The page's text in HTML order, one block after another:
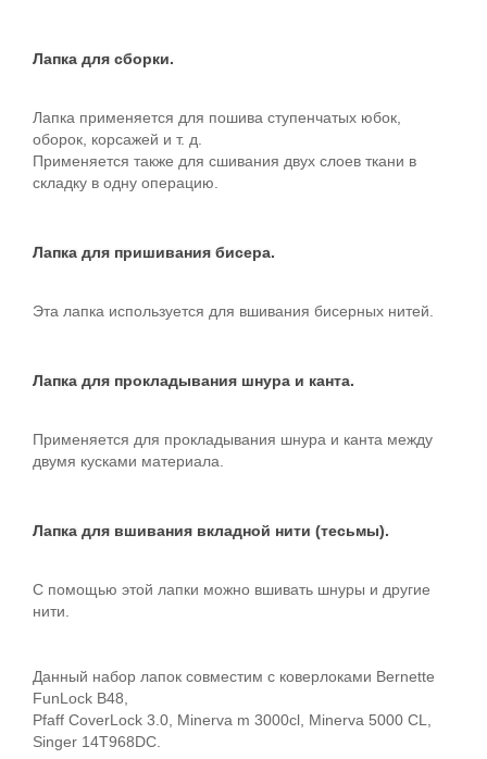
Лапка для сборки.
Лапка применяется для пошива ступенчатых юбок,
оборок, корсажей и т. д.
Применяется также для сшивания двух слоев ткани в
складку в одну операцию.
Лапка для пришивания бисера.
Эта лапка используется для вшивания бисерных нитей.
Лапка для прокладывания шнура и канта.
Применяется для прокладывания шнура и канта между
двумя кусками материала.
Лапка для вшивания вкладной нити (тесьмы).
С помощью этой лапки можно вшивать шнуры и другие
нити.
Данный набор лапок совместим с коверлоками Bernette
FunLock B48,
Pfaff CoverLock 3.0, Minerva m 3000cl, Minerva 5000 CL,
Singer 14T968DC.